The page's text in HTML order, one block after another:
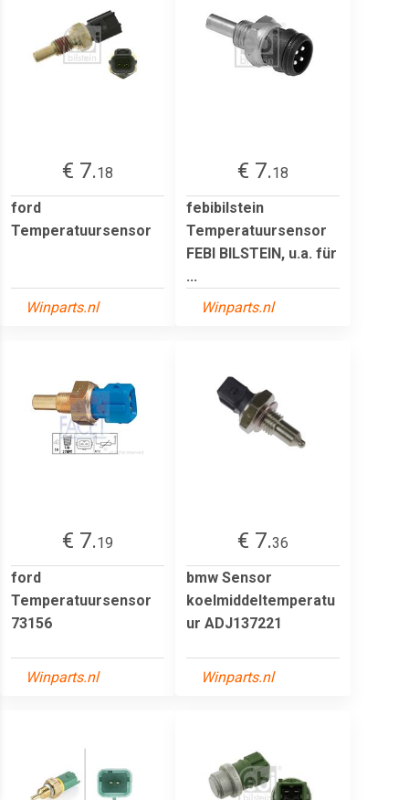
€ 7.18
ford
Temperatuursensor
Winparts.nl
€ 7.18
febibilstein
Temperatuursensor
FEBI BILSTEIN, u.a. für
...
Winparts.nl
€ 7.19
ford
Temperatuursensor
73156
Winparts.nl
€ 7.36
bmw Sensor
koelmiddeltemperatu
ur ADJ137221
Winparts.nl